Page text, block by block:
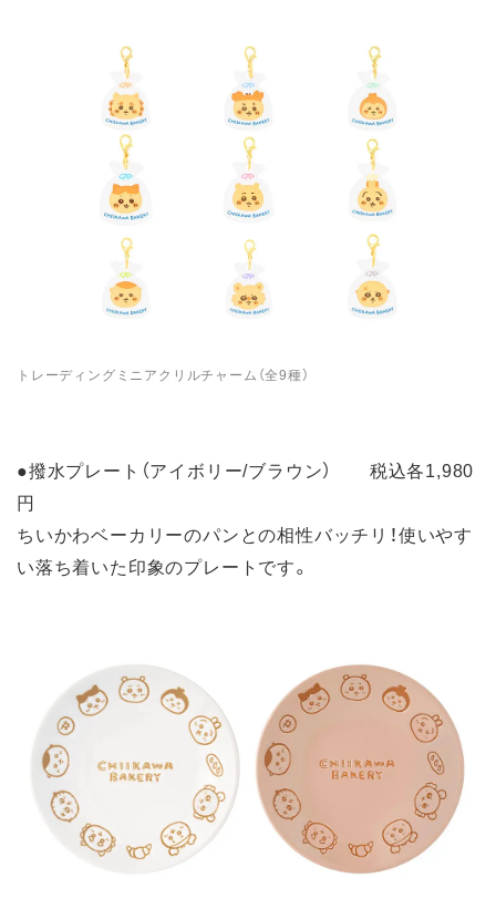
トレーディングミニアクリルチャーム（全9種）
●撥水プレート（アイボリー/ブラウン） 税込各1,980
円
ちいかわベーカリーのパンとの相性バッチリ！使いやす
い落ち着いた印象のプレートです。